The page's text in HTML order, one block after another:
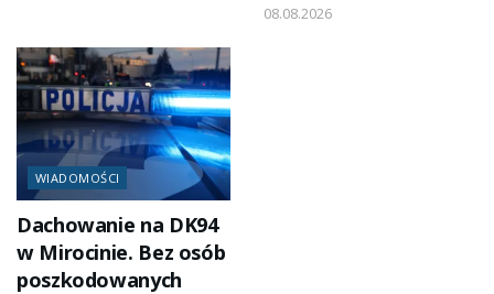
08.08.2026
WIADOMOŚCI
Dachowanie na DK94
w Mirocinie. Bez osób
poszkodowanych